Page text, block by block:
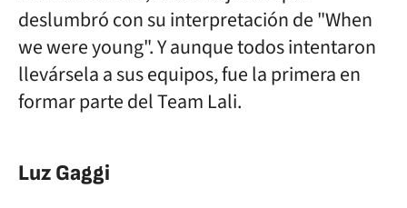
deslumbró con su interpretación de "When
we were young". Y aunque todos intentaron
llevársela a sus equipos, fue la primera en
formar parte del Team Lali.
Luz Gaggi